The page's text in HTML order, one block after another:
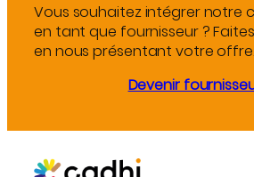
Vous souhaitez intégrer notre
en tant que fournisseur ?
en nous présentant votre offre.
Devenir